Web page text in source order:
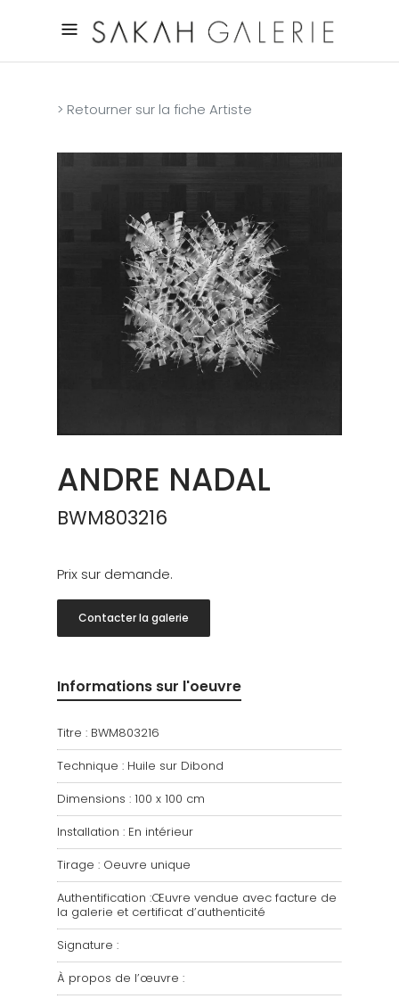
> Retourner sur la fiche Artiste
ANDRE NADAL
BWM803216
Prix sur demande.
Contacter la galerie
Informations sur l'oeuvre
Titre : BWM803216
Technique : Huile sur Dibond
Dimensions : 100 x 100 cm
Installation : En intérieur
Tirage : Oeuvre unique
Authentification :Œuvre vendue avec facture de
la galerie et certificat d’authenticité
Signature :
À propos de l’œuvre :